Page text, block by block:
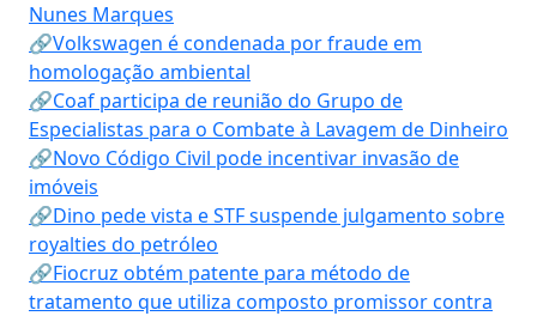
Nunes Marques
🔗Volkswagen é condenada por fraude em
homologação ambiental
🔗Coaf participa de reunião do Grupo de
Especialistas para o Combate à Lavagem de Dinheiro
🔗Novo Código Civil pode incentivar invasão de
imóveis
🔗Dino pede vista e STF suspende julgamento sobre
royalties do petróleo
🔗Fiocruz obtém patente para método de
tratamento que utiliza composto promissor contra